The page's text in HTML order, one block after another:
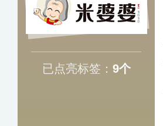
已点亮标签： 9个